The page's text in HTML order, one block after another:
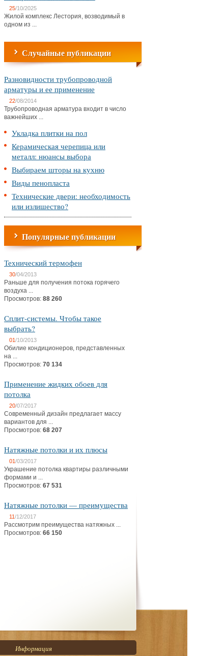
25/10/2025
Жилой комплекс Лестория, возводимый в
одном из ...
Случайные публикации
Разновидности трубопроводной
арматуры и ее применение
22/08/2014
Трубопроводная арматура входит в число
важнейших ...
Укладка плитки на пол
Керамическая черепица или
металл: нюансы выбора
Выбираем шторы на кухню
Виды пенопласта
Технические двери: необходимость
или излишество?
Популярные публикации
Технический термофен
30/04/2013
Раньше для получения потока горячего
воздуха ...
Просмотров: 88 260
Сплит-системы. Чтобы такое
выбрать?
01/10/2013
Обилие кондиционеров, представленных
на ...
Просмотров: 70 134
Применение жидких обоев для
потолка
20/07/2017
Современный дизайн предлагает массу
вариантов для ...
Просмотров: 68 207
Натяжные потолки и их плюсы
01/03/2017
Украшение потолка квартиры различными
формами и ...
Просмотров: 67 531
Натяжные потолки — преимущества
11/12/2017
Рассмотрим преимущества натяжных ...
Просмотров: 66 150
Информация